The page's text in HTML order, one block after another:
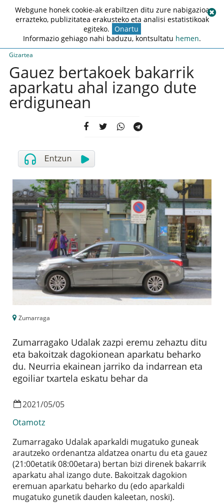
Gizartea
Gauez bertakoek bakarrik
aparkatu ahal izango dute
erdigunean
Zumarraga
Zumarragako Udalak zazpi eremu zehaztu ditu
eta bakoitzak dagokionean aparkatu beharko
du. Neurria ekainean jarriko da indarrean eta
egoiliar txartela eskatu behar da
2021/05/05
Otamotz
Zumarragako Udalak aparkaldi mugatuko guneak
arautzeko ordenantza aldatzea onartu du eta gauez
(21:00etatik 08:00etara) bertan bizi direnek bakarrik
aparkatu ahal izango dute. Bakoitzak dagokion
eremuan aparkatu beharko du (edo aparkaldi
mugatuko gunetik dauden kaleetan, noski).
Webgune honek cookie-ak erabiltzen ditu zure nabigazioa
errazteko, publizitatea erakusteko eta analisi estatistikoak
egiteko. Onartu
Informazio gehiago nahi baduzu, kontsultatu hemen.